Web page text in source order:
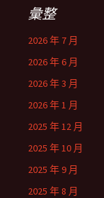
彙整
2026 年 7 月
2026 年 6 月
2026 年 3 月
2026 年 1 月
2025 年 12 月
2025 年 10 月
2025 年 9 月
2025 年 8 月